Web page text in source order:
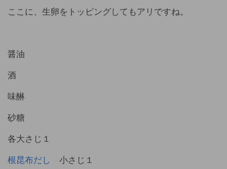
ここに、生卵をトッピングしてもアリですね。
醤油
酒
味醂
砂糖
各大さじ１
根昆布だし 小さじ１